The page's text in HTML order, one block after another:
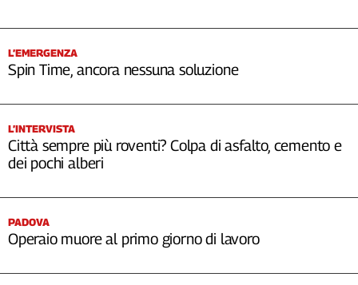
L’EMERGENZA
Spin Time, ancora nessuna soluzione
L’INTERVISTA
Città sempre più roventi? Colpa di asfalto, cemento e
dei pochi alberi
PADOVA
Operaio muore al primo giorno di lavoro